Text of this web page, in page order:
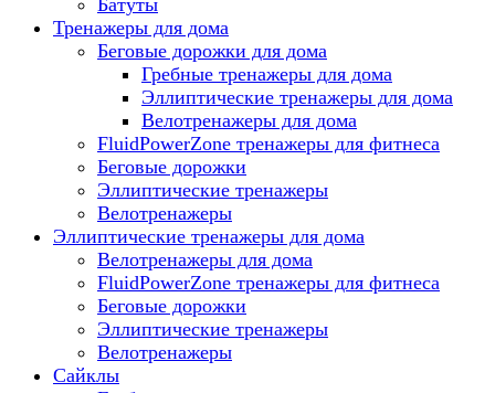
Батуты
Тренажеры для дома
Беговые дорожки для дома
Гребные тренажеры для дома
Эллиптические тренажеры для дома
Велотренажеры для дома
FluidPowerZone тренажеры для фитнеса
Беговые дорожки
Эллиптические тренажеры
Велотренажеры
Эллиптические тренажеры для дома
Велотренажеры для дома
FluidPowerZone тренажеры для фитнеса
Беговые дорожки
Эллиптические тренажеры
Велотренажеры
Сайклы